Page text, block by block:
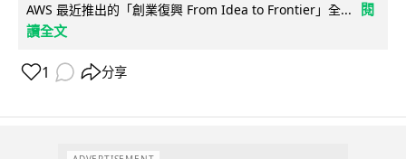
AWS 最近推出的「創業復興 From Idea to Frontier」全...
閱
讀全文
1 分享